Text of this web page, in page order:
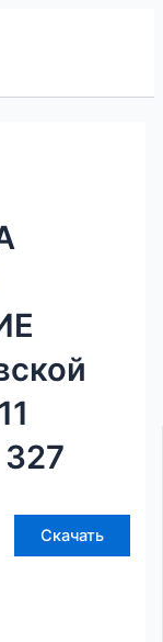
Скачать